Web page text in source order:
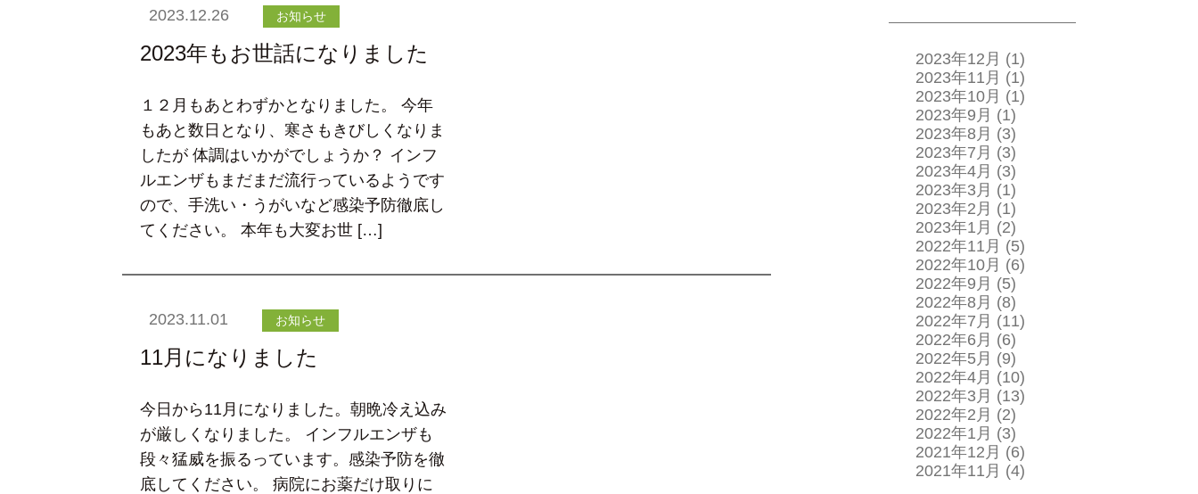
2023.12.26 お知らせ
2023年もお世話になりました
１２月もあとわずかとなりました。 今年
もあと数日となり、寒さもきびしくなりま
したが 体調はいかがでしょうか？ インフ
ルエンザもまだまだ流行っているようです
ので、手洗い・うがいなど感染予防徹底し
てください。 本年も大変お世 […]
2023.11.01 お知らせ
11月になりました
今日から11月になりました。朝晩冷え込み
が厳しくなりました。 インフルエンザも
段々猛威を振るっています。感染予防を徹
底してください。 病院にお薬だけ取りに
2023年12月 (1)
2023年11月 (1)
2023年10月 (1)
2023年9月 (1)
2023年8月 (3)
2023年7月 (3)
2023年4月 (3)
2023年3月 (1)
2023年2月 (1)
2023年1月 (2)
2022年11月 (5)
2022年10月 (6)
2022年9月 (5)
2022年8月 (8)
2022年7月 (11)
2022年6月 (6)
2022年5月 (9)
2022年4月 (10)
2022年3月 (13)
2022年2月 (2)
2022年1月 (3)
2021年12月 (6)
2021年11月 (4)